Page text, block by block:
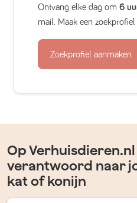
Ontvang elke dag om 6
mail. Maak een zoekprofiel
Zoekprofiel aanmaken
Op
verantwoord naar
kat of konijn